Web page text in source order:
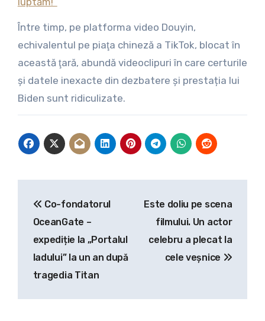
Între timp, pe platforma video Douyin,
echivalentul pe piaţa chineză a TikTok, blocat în
această ţară, abundă videoclipuri în care certurile
şi datele inexacte din dezbatere şi prestația lui
Biden sunt ridiculizate.
articole
Co-fondatorul
OceanGate –
expediție la „Portalul
Iadului” la un an după
tragedia Titan
Este doliu pe scena
filmului. Un actor
celebru a plecat la
cele veșnice